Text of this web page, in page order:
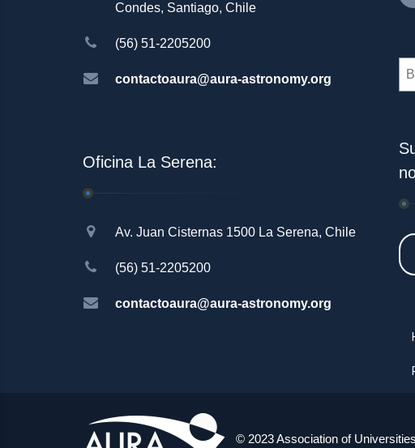
Condes, Santiago, Chile
(56) 51-2205200
contactoaura@aura-astronomy.org
Oficina La Serena:
Av. Juan Cisternas 1500 La Serena, Chile
(56) 51-2205200
contactoaura@aura-astronomy.org
© 2023 Association of